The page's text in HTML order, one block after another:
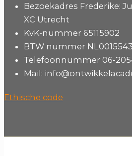
Bezoekadres Frederike:
XC Utrecht
KvK-nummer 65115902
BTW nummer
Telefoonnummer 06-
Mail:
Ethische code